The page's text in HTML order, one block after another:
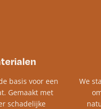
basis voor een
Gemaakt met
schadelijke
We